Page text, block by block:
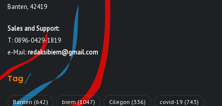
Banten, 42419
Sales and Support:
T: 0896-0429-1819
e-Mail:redaksibiem@gmail.com
Tag
Banten (642) biem(1047) Cilegon (336) covid-19 (743)